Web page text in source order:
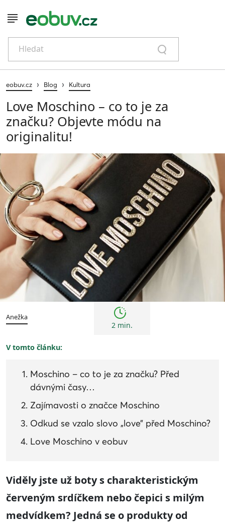
Hledat
eobuv.cz › Blog › Kultura
Love Moschino – co to je za
značku? Objevte módu na
originalitu!
Anežka
2 min.
V tomto článku:
Moschino – co to je za značku? Před
dávnými časy…
Zajímavosti o značce Moschino
Odkud se vzalo slovo „love” před Moschino?
Love Moschino v eobuv
Viděly jste už boty s charakteristickým
červeným srdíčkem nebo čepici s milým
medvídkem? Jedná se o produkty od